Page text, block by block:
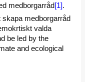
medborgarråd[1].
skapa medborgarråd
valda
be led by the
and ecological